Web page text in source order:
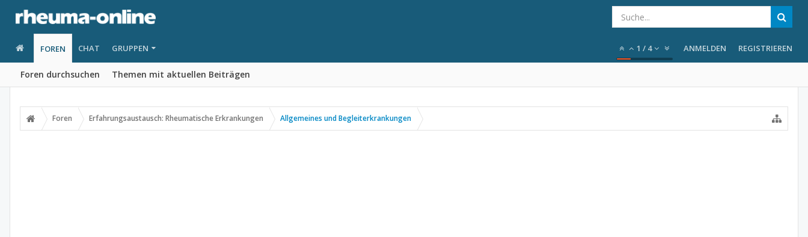
FOREN
Foren durchsuchen Themen mit aktuellen Beiträgen
CHAT GRUPPEN 1 / 4 ANMELDEN REGISTRIEREN
Foren Erfahrungsaustausch: Rheumatische Erkrankungen Allgemeines und Begleiterkrankungen